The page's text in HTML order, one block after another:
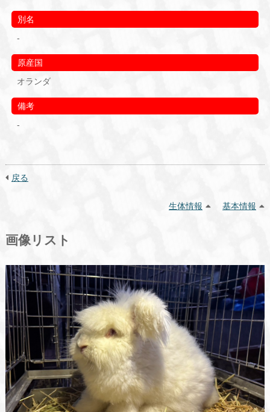
別名
-
原産国
オランダ
備考
-
戻る
生体情報 基本情報
画像リスト